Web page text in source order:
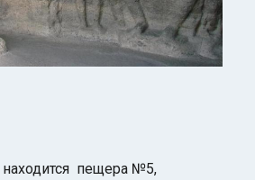
пещера №5,